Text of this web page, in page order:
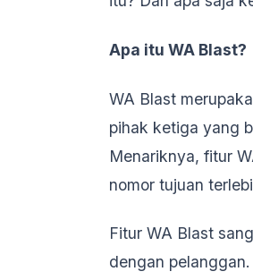
Apa itu WA Blast?
WA Blast
pihak ketiga yang
Menariknya, fitur
nomor tujuan
Fitur WA Blast
dengan